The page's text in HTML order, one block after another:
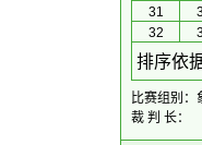
31
32
排序依
比赛组别：
裁 判 长：